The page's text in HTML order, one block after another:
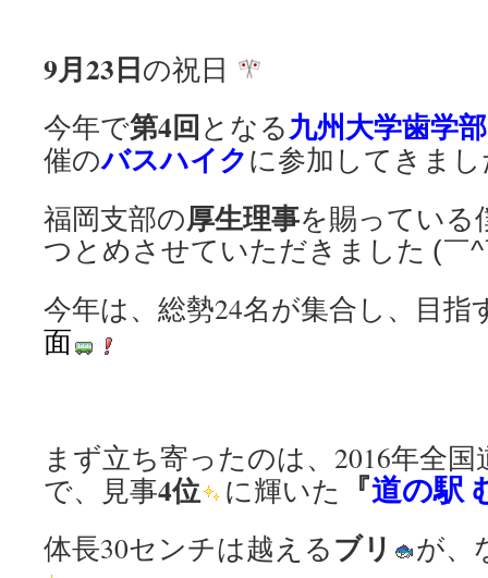
プ9月23日の祝日
今年で第4回となる九州大学歯学
催のバスハイクに参加してきま
福岡支部の厚生理事を賜っている
つとめさせていただきました (￣
今年は、総勢24名が集合し、目指
面
まず立ち寄ったのは、2016年全
で、見事4位 に輝いた 『道の駅
体長30センチは越えるブリ が、